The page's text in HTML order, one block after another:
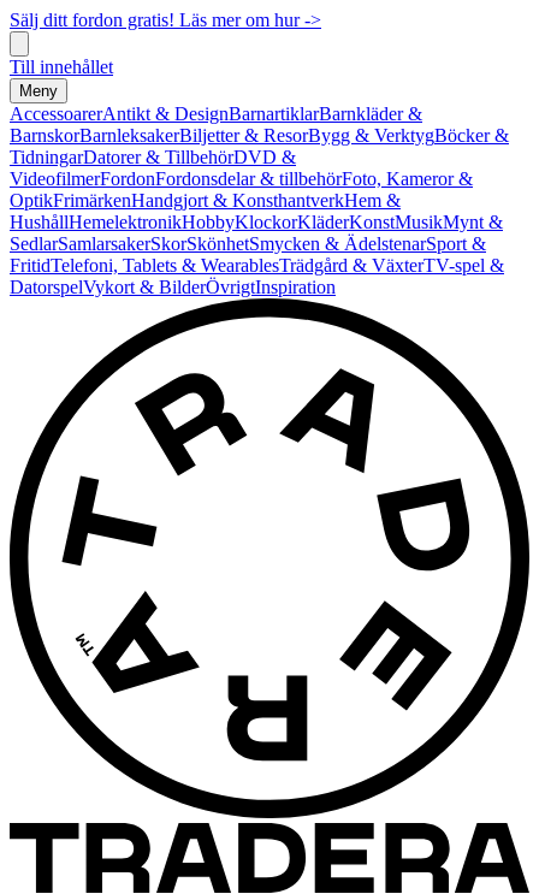
Sälj ditt fordon gratis! Läs mer om hur ->
Till innehållet
Meny
AccessoarerAntikt & DesignBarnartiklarBarnkläder &
BarnskorBarnleksakerBiljetter & ResorBygg & VerktygBöcker &
TidningarDatorer & TillbehörDVD &
VideofilmerFordonFordonsdelar & tillbehörFoto, Kameror &
OptikFrimärkenHandgjort & KonsthantverkHem &
HushållHemelektronikHobbyKlockorKläderKonstMusikMynt &
SedlarSamlarsakerSkorSkönhetSmycken & ÄdelstenarSport &
FritidTelefoni, Tablets & WearablesTrädgård & VäxterTV-spel &
DatorspelVykort & BilderÖvrigtInspiration